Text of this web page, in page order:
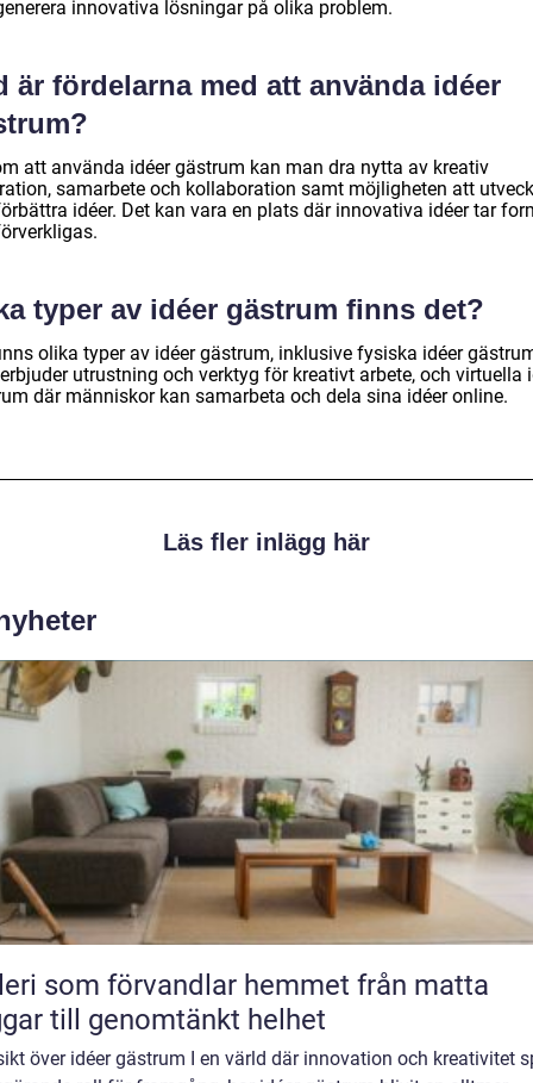
innovativa lösningar på olika problem.
är fördelarna med att använda idéer
att använda idéer gästrum kan man dra nytta av kreativ
samarbete och kollaboration samt möjligheten att
idéer. Det kan vara en plats där innovativa idéer tar
typer av idéer gästrum finns det?
olika typer av idéer gästrum, inklusive fysiska idéer
utrustning och verktyg för kreativt arbete, och virtuella
där människor kan samarbeta och dela sina idéer online.
Läs fler inlägg här
som förvandlar hemmet från matta
till genomtänkt helhet
över idéer gästrum I en värld där innovation och kreativitet